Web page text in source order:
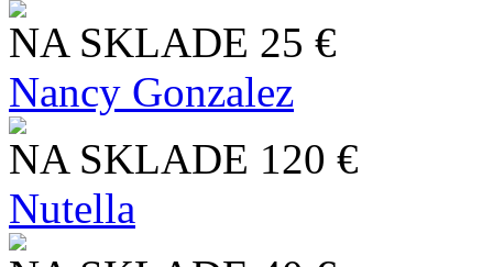
NA SKLADE 25 €
Nancy Gonzalez
NA SKLADE 120 €
Nutella